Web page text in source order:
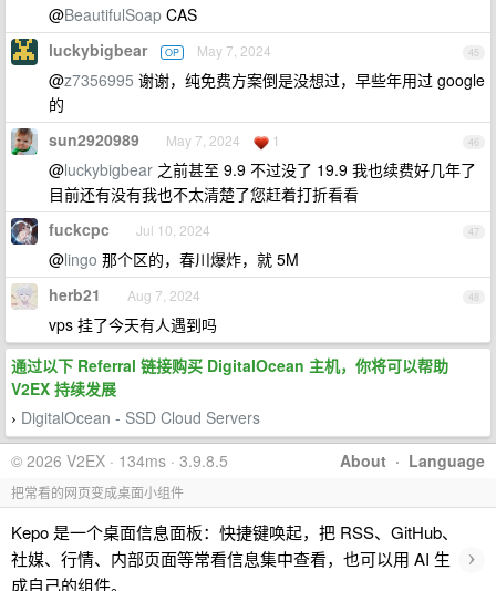
@BeautifulSoap CAS
45
luckybigbear OP May 7, 2024
@z7356995 谢谢，纯免费方案倒是没想过，早些年用过 google
的
46
sun2920989 May 7, 2024 1
@luckybigbear 之前甚至 9.9 不过没了 19.9 我也续费好几年了
目前还有没有我也不太清楚了您赶着打折看看
47
fuckcpc Jul 10, 2024
@lingo 那个区的，春川爆炸，就 5M
48
herb21 Aug 7, 2024
vps 挂了今天有人遇到吗
通过以下 Referral 链接购买 DigitalOcean 主机，你将可以帮助
V2EX 持续发展
› DigitalOcean - SSD Cloud Servers
About · Language
© 2026 V2EX · 134ms · 3.9.8.5
把常看的网页变成桌面小组件
Kepo 是一个桌面信息面板：快捷键唤起，把 RSS、GitHub、
社媒、行情、内部页面等常看信息集中查看，也可以用 AI 生
成自己的组件。
›